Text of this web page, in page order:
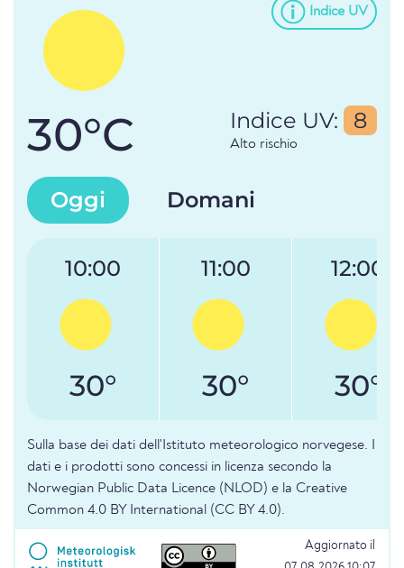
Indice UV
30°C Indice UV: 8
Alto rischio
Oggi Domani
10:00
30°
11:00
30°
12:00
30°
Sulla base dei dati dell'Istituto meteorologico norvegese. I
dati e i prodotti sono concessi in licenza secondo la
Norwegian Public Data Licence (NLOD) e la Creative
Common 4.0 BY International (CC BY 4.0).
Aggiornato il